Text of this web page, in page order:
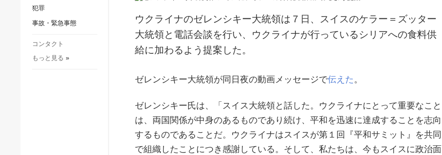
スポーツ
犯罪
事故・緊急事態
コンタクト
もっと見る »
ウクライナのゼレンシキー大統領は７日、スイスのケラー＝ズッター
大統領と電話会談を行い、ウクライナが行っているシリアへの食料供
給に加わるよう提案した。
ゼレンシキー大統領が同日夜の動画メッセージで伝えた 。
ゼレンシキー氏は、「スイス大統領と話した。ウクライナにとって重要なこと
は、両国関係が中身のあるものであり続け、平和を迅速に達成することを志向
するものであることだ。ウクライナはスイスが第１回『平和サミット』を共同
で組織したことにつき感謝している。そして、私たちは、今もスイスに政治面